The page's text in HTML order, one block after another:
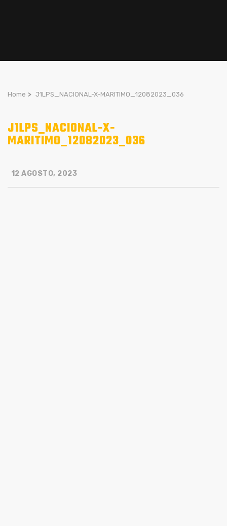
Home > J1LPS_NACIONAL-X-MARITIMO_12082023_036
J1LPS_NACIONAL-X-
MARITIMO_12082023_036
12 AGOSTO, 2023